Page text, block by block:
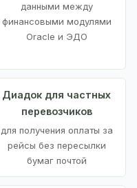
данными между
финансовыми модулями
Oracle и ЭДО
Диадок для частных
перевозчиков
для получения оплаты за
рейсы без пересылки
бумаг почтой